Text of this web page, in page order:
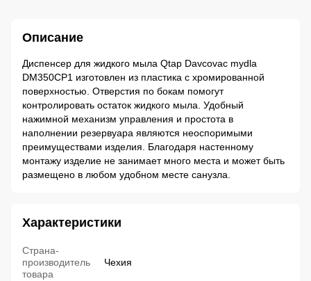
Описание
Диспенсер для жидкого мыла Qtap Davcovac mydla
DM350CP1 изготовлен из пластика с хромированной
поверхностью. Отверстия по бокам помогут
контролировать остаток жидкого мыла. Удобный
нажимной механизм управления и простота в
наполнении резервуара являются неоспоримыми
преимуществами изделия. Благодаря настенному
монтажу изделие не занимает много места и может быть
размещено в любом удобном месте санузла.
Характеристики
Страна-
производитель
товара
Чехия